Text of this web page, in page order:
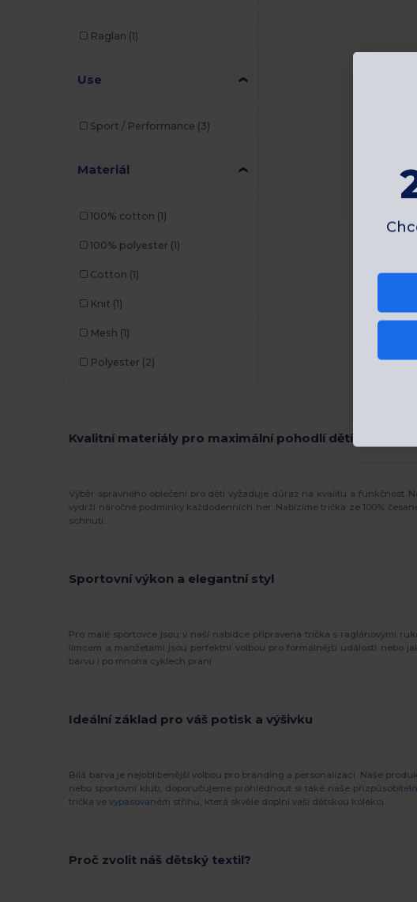
Raglan (1)
Use
Sport / Performance (3)
Materiál
100% cotton (1)
100% polyester (1)
Cotton (1)
Knit (1)
Mesh (1)
Polyester (2)
Kvalitní materiály pro maximální pohodlí dětí
Výběr správného oblečení pro děti vyžaduje důraz na kvalitu a funkčnost.
vydrží náročné podmínky každodenních her. Nabízíme trička ze 100%
schnutí.
Sportovní výkon a elegantní styl
Pro malé sportovce jsou v naší nabídce připravena trička s raglánovými
límcem a manžetami jsou perfektní volbou pro formálnější události nebo
barvu i po mnoha cyklech praní.
Ideální základ pro váš potisk a výšivku
Bílá barva je nejoblíbenější volbou pro branding a personalizaci. Naše
nebo sportovní klub, doporučujeme prohlédnout si také naše
trička ve vypasovaném střihu, která skvěle doplní vaši dětskou kolekci.
Proč zvolit náš dětský textil?